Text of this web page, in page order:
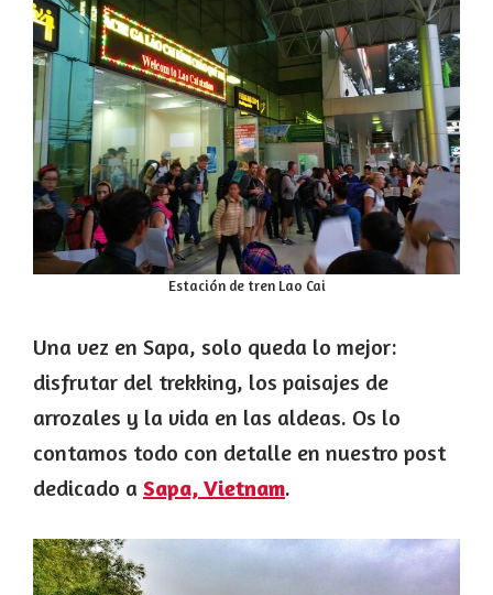
Estación de tren Lao Cai
Una vez en Sapa, solo queda lo mejor:
disfrutar del trekking, los paisajes de
arrozales y la vida en las aldeas. Os lo
contamos todo con detalle en nuestro post
dedicado a Sapa, Vietnam.